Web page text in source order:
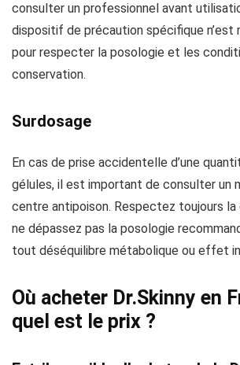
consulter un professionnel avant
dispositif de précaution spécifique n’est
pour respecter la posologie et les
conservation.
Surdosage
En cas de prise accidentelle d’une
gélules, il est important de consulter un
centre antipoison. Respectez toujours la
ne dépassez pas la posologie
tout déséquilibre métabolique ou effet
Où acheter Dr.Skinny en
quel est le prix ?